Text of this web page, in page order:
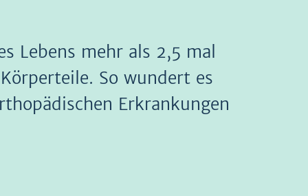
Lebens mehr als 2,5 mal
So wundert es
Erkrankungen